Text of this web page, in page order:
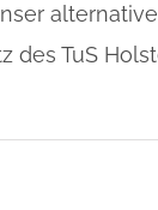
des TuS